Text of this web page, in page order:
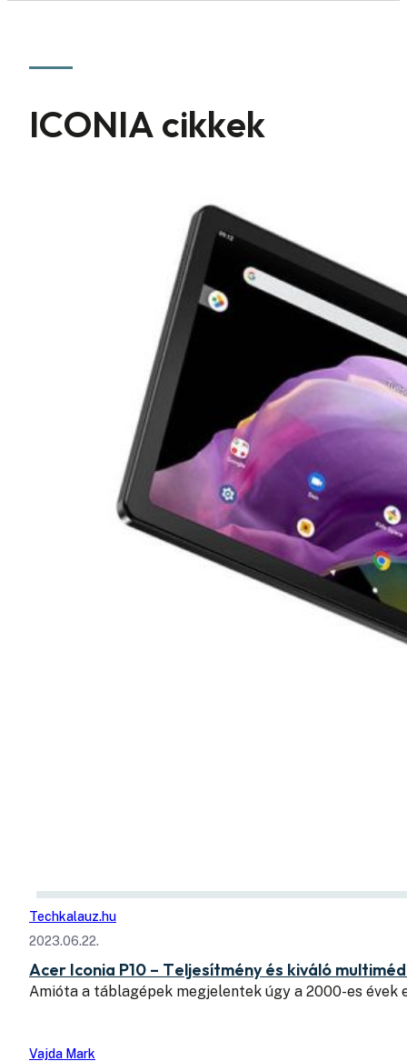
ICONIA cikkek
Techkalauz.hu
2023.06.22.
Acer Iconia P10 – Teljesítmény és kiváló
Amióta a táblagépek megjelentek úgy a 2000-es évek
Vajda Mark